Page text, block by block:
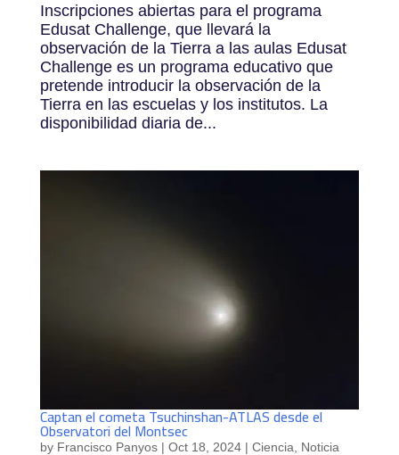
Inscripciones abiertas para el programa
Edusat Challenge, que llevará la
observación de la Tierra a las aulas Edusat
Challenge es un programa educativo que
pretende introducir la observación de la
Tierra en las escuelas y los institutos. La
disponibilidad diaria de...
Captan el cometa Tsuchinshan-ATLAS desde el
Observatori del Montsec
by Francisco Panyos| Oct 18, 2024| Ciencia
Noticia